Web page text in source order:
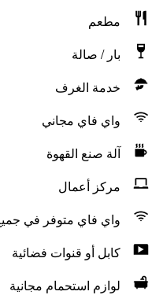
مطعم
بار / صالة
خدمة الغرف
واي فاي مجاني
آلة صنع القهوة
مركز أعمال
واي فاي متوفر في
كابل أو قنوات فضائية
لوازم استحمام مجانية